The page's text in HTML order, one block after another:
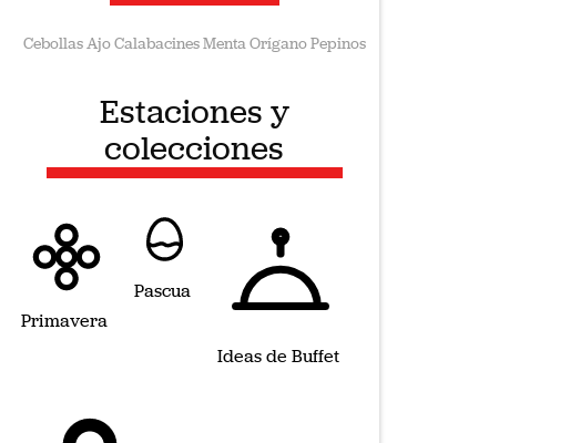
CebollasAjoCalabacinesMentaOríganoPepinos
Estaciones y
colecciones
Primavera
Pascua
Ideas de Buffet